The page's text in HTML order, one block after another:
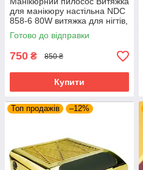
для манікюру настільна NDC
858-6 80W витяжка для нігтів,
гель-лаку, makeup
Готово до відправки
750 ₴ 850 ₴
Купити
Топ продажів –12%